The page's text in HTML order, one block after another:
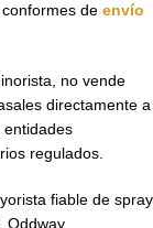
de envío
no vende
directamente a
entidades
regulados.
fiable de spray
, Oddway